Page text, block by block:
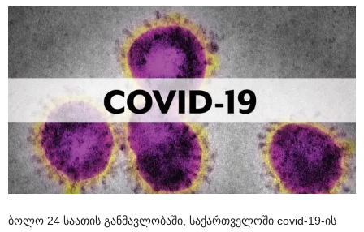
ბოლო 24 საათის განმავლობაში, საქართველოში covid-19-ის